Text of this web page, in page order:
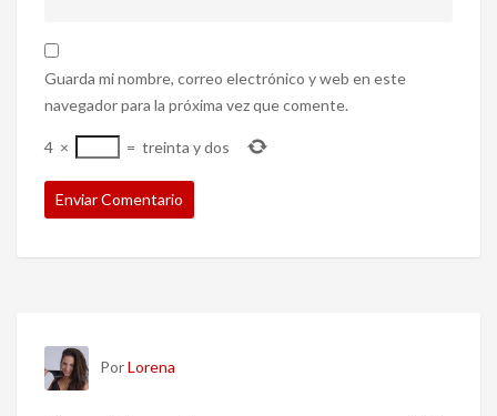
Guarda mi nombre, correo electrónico y web en este
navegador para la próxima vez que comente.
4 × = treinta y dos
PorLorena